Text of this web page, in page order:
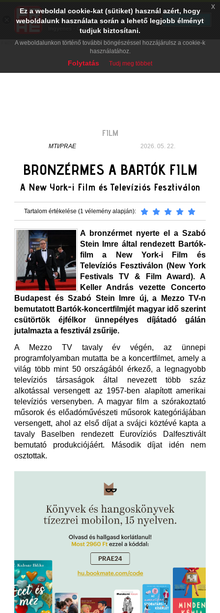
FILM
MTI/PRAE 2026. 05. 22.
BRONZÉRMES A BARTÓK FILM
A New York-i Film és Televíziós Fesztiválon
Tartalom értékelése (1 vélemény alapján):
A bronzérmet nyerte el a Szabó
Stein Imre által rendezett Bartók-
film a New York-i Film és
Televíziós Fesztiválon (New York
Festivals TV & Film Award). A
Keller András vezette Concerto
Budapest és Szabó Stein Imre új, a Mezzo TV-n
bemutatott Bartók-koncertfilmjét magyar idő szerint
csütörtök éjfélkor ünnepélyes díjátadó gálán
jutalmazta a fesztivál zsűrije.
A Mezzo TV tavaly év végén, az ünnepi
programfolyamban mutatta be a koncertfilmet, amely a
világ több mint 50 országából érkező, a legnagyobb
televíziós társaságok által nevezett több száz
alkotással versengett az 1957-ben alapított amerikai
televíziós versenyben. A magyar film a szórakoztató
műsorok és előadóművészeti műsorok kategóriájában
versengett, ahol az első díjat a svájci köztévé kapta a
tavaly Baselben rendezett Eurovíziós Dalfesztivált
bemutató produkciójáért. Második díjat idén nem
osztottak.
Ez a weboldal cookie-kat (sütiket) használ azért, hogy
weboldalunk használata során a lehető legjobb élményt
tudjuk biztosítani.
A weboldalunkon történő további böngészéssel hozzájárulsz a cookie-k
használatához.
Folytatás Tudj meg többet
x
PRAE.HU
Digital Evolution
Ingyenes - Google Play
TELEPÍTÉS